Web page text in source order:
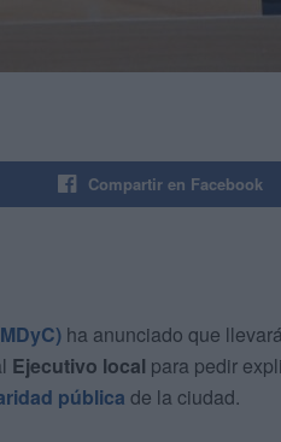
Compartir en Facebook
ha anunciado que
Ejecutivo local para pedir
pública de la ciudad.